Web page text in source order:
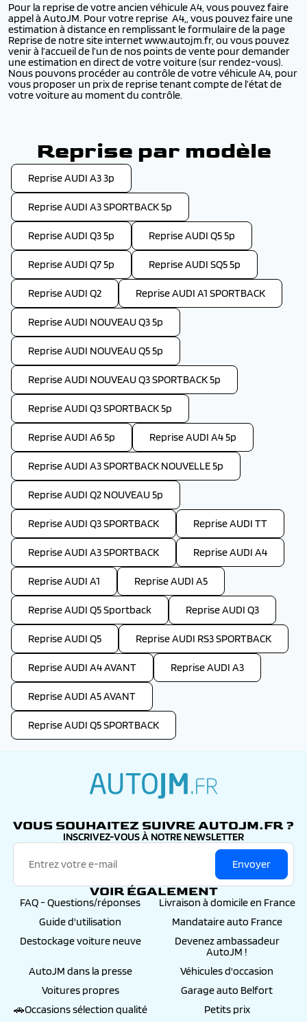
Pour la reprise de votre ancien véhicule A4, vous pouvez faire
appel à AutoJM. Pour votre reprise A4,, vous pouvez faire une
estimation à distance en remplissant le formulaire de la page
Reprise de notre site internet www.autojm.fr, ou vous pouvez
venir à l’accueil de l’un de nos points de vente pour demander
une estimation en direct de votre voiture (sur rendez-vous).
Nous pouvons procéder au contrôle de votre véhicule A4, pour
vous proposer un prix de reprise tenant compte de l’état de
votre voiture au moment du contrôle.
Reprise par modèle
Reprise AUDI A3 3p
Reprise AUDI A3 SPORTBACK 5p
Reprise AUDI Q3 5p Reprise AUDI Q5 5p
Reprise AUDI Q7 5p Reprise AUDI SQ5 5p
Reprise AUDI Q2 Reprise AUDI A1 SPORTBACK
Reprise AUDI NOUVEAU Q3 5p
Reprise AUDI NOUVEAU Q5 5p
Reprise AUDI NOUVEAU Q3 SPORTBACK 5p
Reprise AUDI Q3 SPORTBACK 5p
Reprise AUDI A6 5p Reprise AUDI A4 5p
Reprise AUDI A3 SPORTBACK NOUVELLE 5p
Reprise AUDI Q2 NOUVEAU 5p
Reprise AUDI Q3 SPORTBACK Reprise AUDI TT
Reprise AUDI A3 SPORTBACK Reprise AUDI A4
Reprise AUDI A1 Reprise AUDI A5
Reprise AUDI Q5 Sportback Reprise AUDI Q3
Reprise AUDI Q5 Reprise AUDI RS3 SPORTBACK
Reprise AUDI A4 AVANT Reprise AUDI A3
Reprise AUDI A5 AVANT
Reprise AUDI Q5 SPORTBACK
VOUS SOUHAITEZ SUIVRE AUTOJM.FR ?
INSCRIVEZ-VOUS À NOTRE NEWSLETTER
Envoyer
VOIR ÉGALEMENT
FAQ - Questions/réponses
Livraison à domicile en France
Guide d'utilisation
Mandataire auto France
Destockage voiture neuve
Devenez ambassadeur
AutoJM !
AutoJM dans la presse
Véhicules d'occasion
Voitures propres
Garage auto Belfort
🚗Occasions sélection qualité
Petits prix